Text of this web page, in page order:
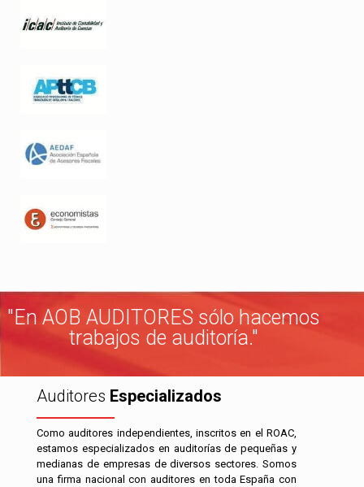
"En AOB AUDITORES sólo hacemos
trabajos de auditoría."
Auditores Especializados
Como auditores independientes, inscritos en el ROAC,
estamos especializados en auditorías de pequeñas y
medianas de empresas de diversos sectores. Somos
una firma nacional con auditores en toda España con